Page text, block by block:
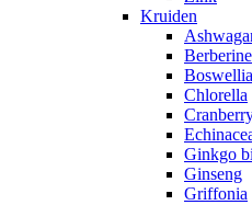
Kruiden
Berberine
Boswellia
Chlorella
Ginkgo
Ginseng
Griffonia